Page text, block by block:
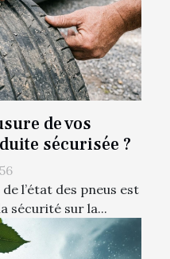
de vos
sécurisée ?
l’état des pneus est
sécurité sur la...